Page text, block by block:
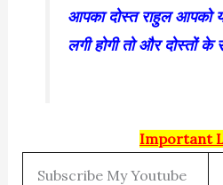
आपका दोस्त राहुल आपको
लगी होगी तो और दोस्तों
Important
Subscribe My Youtube